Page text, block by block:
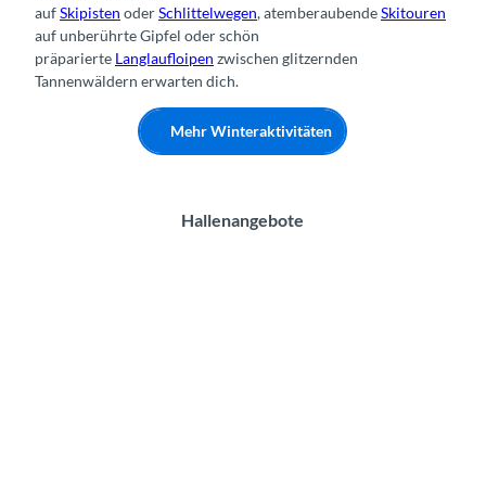
aufSkipisten oderSchlittelwegen, atemberaubendeSkitouren
auf unberührte Gipfel oder schön
präparierte Langlaufloipen zwischen glitzernden
Tannenwäldern erwarten dich.
Mehr Winteraktivitäten
Hallenangebote